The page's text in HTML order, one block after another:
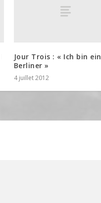
Jour Trois : « Ich bin ein
Berliner »
4 juillet 2012